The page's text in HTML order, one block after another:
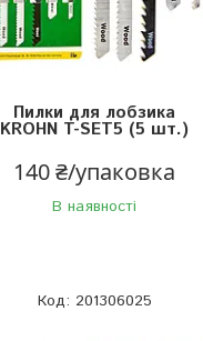
Пилки для лобзика
KROHN T-SET5 (5 шт.)
140 ₴/упаковка
В наявності
201306025